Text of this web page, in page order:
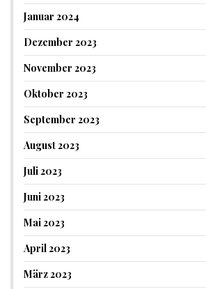
Januar 2024
Dezember 2023
November 2023
Oktober 2023
September 2023
August 2023
Juli 2023
Juni 2023
Mai 2023
April 2023
März 2023